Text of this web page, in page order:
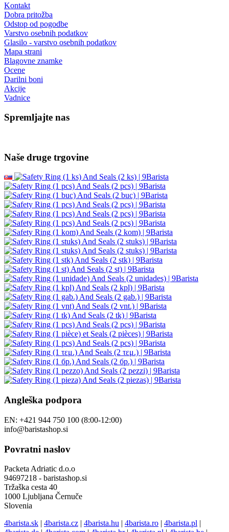
Kontakt
Dobra pritožba
Odstop od pogodbe
Varstvo osebnih podatkov
Glasilo - varstvo osebnih podatkov
Mapa strani
Blagovne znamke
Ocene
Darilni boni
Akcije
Vadnice
Spremljajte nas
Naše druge trgovine
Angleška podpora
EN: +421 944 750 100 (8:00-12:00)
info@baristashop.si
Povratni naslov
Packeta Adriatic d.o.o
94697218 - baristashop.si
Tržaška cesta 40
1000 Ljubljana Černuče
Slovenia
4barista.sk | 4barista.cz | 4barista.hu | 4barista.ro | 4barista.pl |